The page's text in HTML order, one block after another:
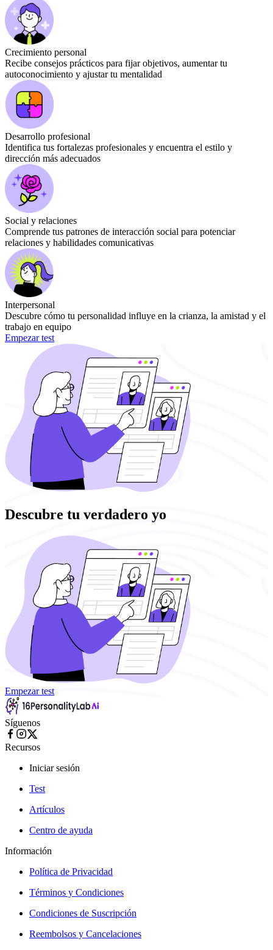
Crecimiento personal
Recibe consejos prácticos para fijar objetivos, aumentar tu
autoconocimiento y ajustar tu mentalidad
Desarrollo profesional
Identifica tus fortalezas profesionales y encuentra el estilo y
dirección más adecuados
Social y relaciones
Comprende tus patrones de interacción social para potenciar
relaciones y habilidades comunicativas
Interpersonal
Descubre cómo tu personalidad influye en la crianza, la amistad y el
trabajo en equipo
Empezar test
Descubre tu verdadero yo
Empezar test
Síguenos
Recursos
Iniciar sesión
Test
Artículos
Centro de ayuda
Información
Política de Privacidad
Términos y Condiciones
Condiciones de Suscripción
Reembolsos y Cancelaciones